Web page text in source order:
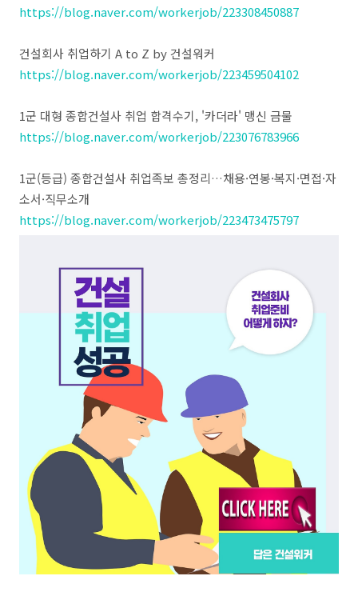
https://blog.naver.com/workerjob/223308450887
건설회사 취업하기 A to Z by 건설워커
https://blog.naver.com/workerjob/223459504102
1군 대형 종합건설사 취업 합격수기, '카더라' 맹신 금물
https://blog.naver.com/workerjob/223076783966
1군(등급) 종합건설사 취업족보 총정리…채용·연봉·복지·면접·자
소서·직무소개
https://blog.naver.com/workerjob/223473475797